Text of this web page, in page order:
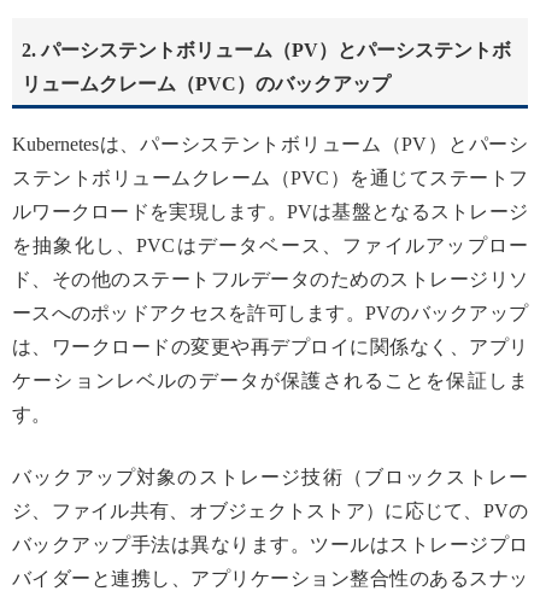
2. パーシステントボリューム（PV）とパーシステントボ
リュームクレーム（PVC）のバックアップ
Kubernetesは、パーシステントボリューム（PV）とパーシ
ステントボリュームクレーム（PVC）を通じてステートフ
ルワークロードを実現します。PVは基盤となるストレージ
を抽象化し、PVCはデータベース、ファイルアップロー
ド、その他のステートフルデータのためのストレージリソ
ースへのポッドアクセスを許可します。PVのバックアップ
は、ワークロードの変更や再デプロイに関係なく、アプリ
ケーションレベルのデータが保護されることを保証しま
す。
バックアップ対象のストレージ技術（ブロックストレー
ジ、ファイル共有、オブジェクトストア）に応じて、PVの
バックアップ手法は異なります。ツールはストレージプロ
バイダーと連携し、アプリケーション整合性のあるスナッ